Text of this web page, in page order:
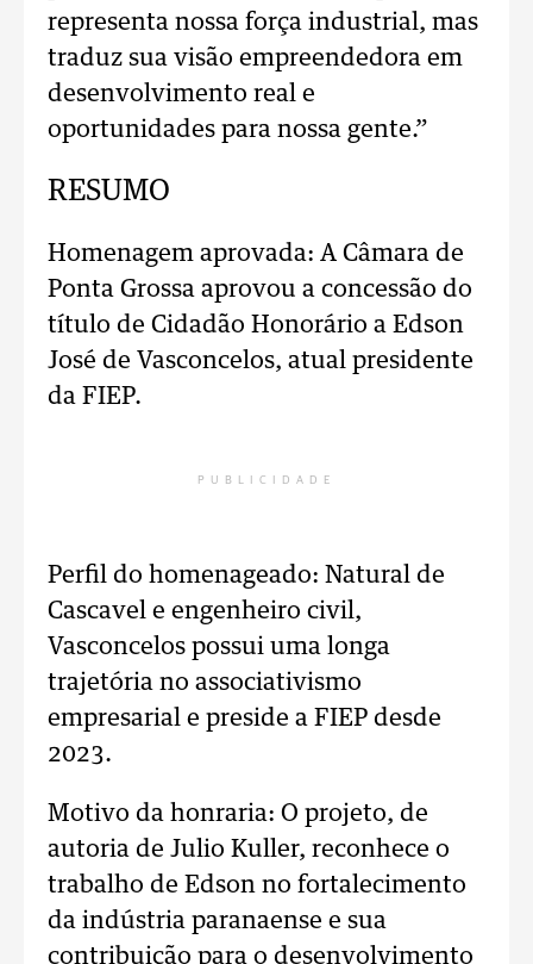
representa nossa força industrial, mas
traduz sua visão empreendedora em
desenvolvimento real e
oportunidades para nossa gente.”
RESUMO
Homenagem aprovada: A Câmara de
Ponta Grossa aprovou a concessão do
título de Cidadão Honorário a Edson
José de Vasconcelos, atual presidente
da FIEP.
PUBLICIDADE
Perfil do homenageado: Natural de
Cascavel e engenheiro civil,
Vasconcelos possui uma longa
trajetória no associativismo
empresarial e preside a FIEP desde
2023.
Motivo da honraria: O projeto, de
autoria de Julio Kuller, reconhece o
trabalho de Edson no fortalecimento
da indústria paranaense e sua
contribuição para o desenvolvimento